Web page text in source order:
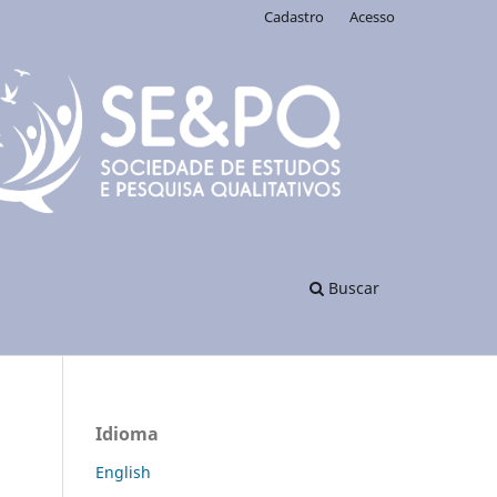
Buscar
Cadastro Acesso
Idioma
English